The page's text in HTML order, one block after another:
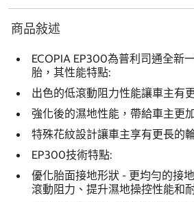
商品敍述
ECOPIA EP300為普利司通全新
胎，其性能特點:
出色的低滾動阻力性能讓車主有
強化後的濕地性能，帶給車主更
特殊花紋設計讓車主享有更長的
EP300技術特點:
優化胎面接地形狀 - 更均勻的接
滾動阻力、提升濕地操控性能和